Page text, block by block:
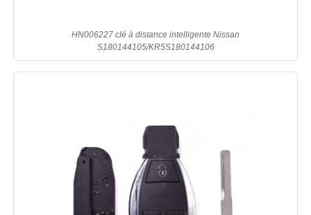
HN006227 clé à distance intelligente Nissan
S180144105/KR5S180144106